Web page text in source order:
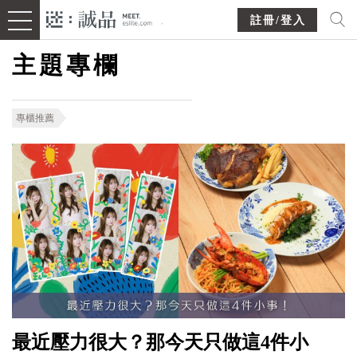
註冊/登入
主題專欄
專櫃推薦
最近壓力很大？那今天只做這4件小